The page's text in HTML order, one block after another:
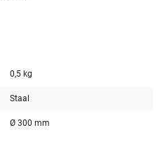
0,5 kg
Staal
Ø 300 mm